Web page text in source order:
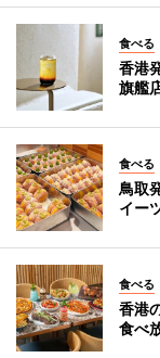
食べる
香港
旗艦
食べる
鳥取
イー
食べる
香港
食べ